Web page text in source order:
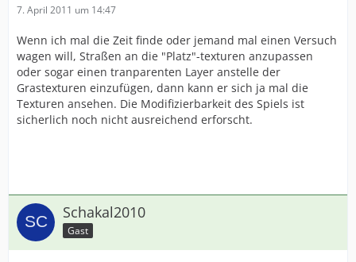
7. April 2011 um 14:47
Wenn ich mal die Zeit finde oder jemand mal einen Versuch
wagen will, Straßen an die "Platz"-texturen anzupassen
oder sogar einen tranparenten Layer anstelle der
Grastexturen einzufügen, dann kann er sich ja mal die
Texturen ansehen. Die Modifizierbarkeit des Spiels ist
sicherlich noch nicht ausreichend erforscht.
Schakal2010
Gast